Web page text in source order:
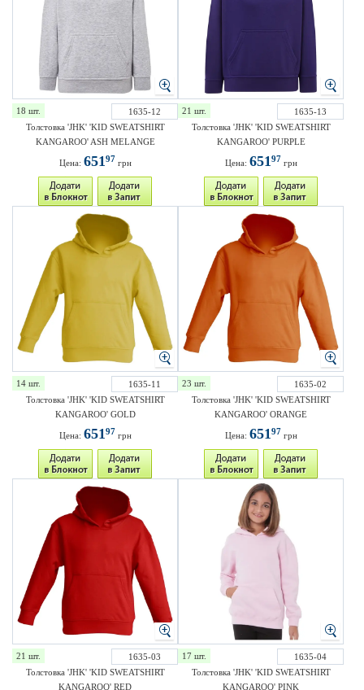
18 шт.
1635-12
Толстовка 'JHK' 'KID SWEATSHIRT
KANGAROO' ASH MELANGE
Цена: 65197 грн
21 шт.
1635-13
Толстовка 'JHK' 'KID SWEATSHIRT
KANGAROO' PURPLE
Цена: 65197 грн
14 шт.
1635-11
Толстовка 'JHK' 'KID SWEATSHIRT
KANGAROO' GOLD
Цена: 65197 грн
23 шт.
1635-02
Толстовка 'JHK' 'KID SWEATSHIRT
KANGAROO' ORANGE
Цена: 65197 грн
21 шт.
1635-03
Толстовка 'JHK' 'KID SWEATSHIRT
KANGAROO' RED
17 шт.
1635-04
Толстовка 'JHK' 'KID SWEATSHIRT
KANGAROO' PINK